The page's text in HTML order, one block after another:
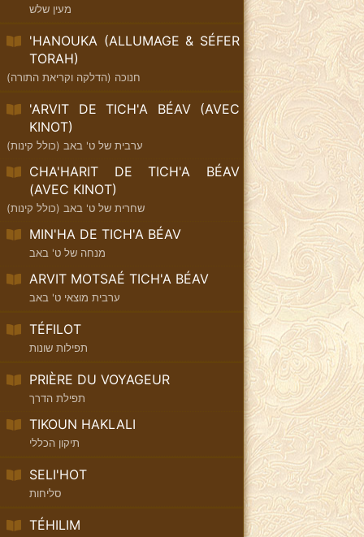
מעין שלש
'HANOUKA (ALLUMAGE & SÉFER
TORAH)
חנוכה (הדלקה וקריאת התורה)
'ARVIT DE TICH'A BÉAV (AVEC
KINOT)
ערבית של ט' באב (כולל קינות)
CHA'HARIT DE TICH'A BÉAV
(AVEC KINOT)
שחרית של ט' באב (כולל קינות)
MIN'HA DE TICH'A BÉAV
מנחה של ט' באב
ARVIT MOTSAÉ TICH'A BÉAV
ערבית מוצאי ט' באב
TÉFILOT
תפילות שונות
PRIÈRE DU VOYAGEUR
תפילת הדרך
TIKOUN HAKLALI
תיקון הכללי
SELI'HOT
סליחות
TÉHILIM